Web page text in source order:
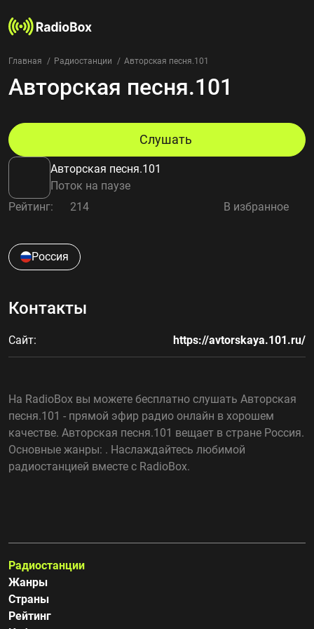
Радиостанции
Жанры
Страны
Избранное
О нас
Добавить радиостанцию
Конфиденциальность
Главная Радиостанции Авторская песня.101
Авторская песня.101
Авторская песня.101
Поток на паузе
Слушать
Рейтинг: 214 В избранное
Россия
Контакты
Сайт: https://avtorskaya.101.ru/
На RadioBox вы можете бесплатно слушать Авторская
песня.101 - прямой эфир радио онлайн в хорошем
качестве. Авторская песня.101 вещает в стране Россия.
Основные жанры: . Наслаждайтесь любимой
радиостанцией вместе с RadioBox.
Радиостанции
Жанры
Страны
Рейтинг